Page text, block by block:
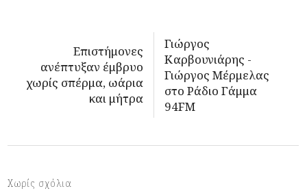
Επιστήμονες
ανέπτυξαν έμβρυο
χωρίς σπέρμα, ωάρια
και μήτρα
Γιώργος
Καρβουνιάρης -
Γιώργος Μέρμελας
στο Ράδιο Γάμμα
94FM
Χωρίς σχόλια